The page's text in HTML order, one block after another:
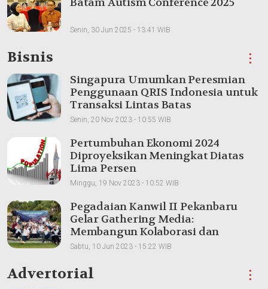
Senin, 30 Jun 2025 - 13:41 WIB
Bisnis ⋮
Singapura Umumkan Peresmian
Penggunaan QRIS Indonesia untuk
Transaksi Lintas Batas
Senin, 20 Nov 2023 - 10:55 WIB
Pertumbuhan Ekonomi 2024
Diproyeksikan Meningkat Diatas
Lima Persen
Minggu, 19 Nov 2023 - 10:52 WIB
Pegadaian Kanwil II Pekanbaru
Gelar Gathering Media:
Membangun Kolaborasi dan
Meningkatkan Pemahaman Produk
Sabtu, 10 Jun 2023 - 15:22 WIB
Advertorial ⋮